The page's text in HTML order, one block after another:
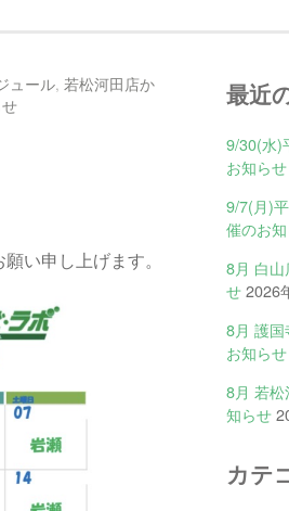
ュール, 若松河田店か
い申し上げます。
最近
9/30(水)
お知らせ
9/7(月)
催のお
8月 白山
せ2026
8月 護
お知らせ
8月 若
知らせ
カテ